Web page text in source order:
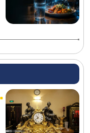
جامعه را نمی‌توان با
وحدت و انسجام است
محسن رضایی: اجازه باز
سقوط آراء مرتبط با حزب
آمریکا تحریم‌های جدید
مقام یمنی: عربستان از
پزشکیان: امروز